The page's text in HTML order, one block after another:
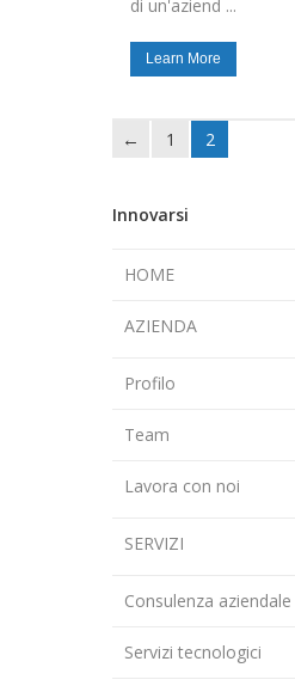
di un'aziend ...
Learn More
1 2
Innovarsi
HOME
AZIENDA
Profilo
Team
Lavora con noi
SERVIZI
Consulenza aziendale
Servizi tecnologici